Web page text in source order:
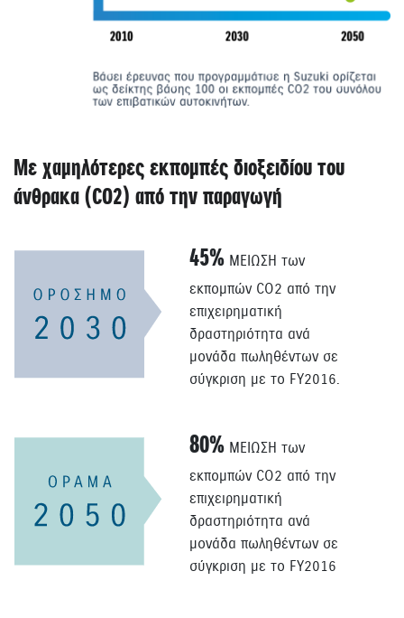
Με χαμηλότερες εκπομπές διοξειδίου του
άνθρακα (CO2) από την παραγωγή
45% ΜΕΙΩΣΗ των
εκπομπών CO2 από την
επιχειρηματική
δραστηριότητα ανά
μονάδα πωληθέντων σε
σύγκριση με το FY2016.
80% ΜΕΙΩΣΗ των
εκπομπών CO2 από την
επιχειρηματική
δραστηριότητα ανά
μονάδα πωληθέντων σε
σύγκριση με το FY2016